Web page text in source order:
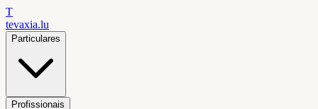
T
tevaxia.lu
Particulares
Profissionais